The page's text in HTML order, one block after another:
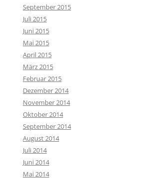
September 2015
Juli 2015
Juni 2015
Mai 2015
April 2015
März 2015
Februar 2015
Dezember 2014
November 2014
Oktober 2014
September 2014
August 2014
Juli 2014
Juni 2014
Mai 2014